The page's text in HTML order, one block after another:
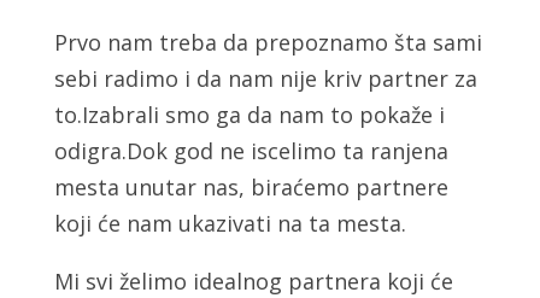
Prvo nam treba da prepoznamo šta sami
sebi radimo i da nam nije kriv partner za
to.Izabrali smo ga da nam to pokaže i
odigra.Dok god ne iscelimo ta ranjena
mesta unutar nas, biraćemo partnere
koji će nam ukazivati na ta mesta.
Mi svi želimo idealnog partnera koji će